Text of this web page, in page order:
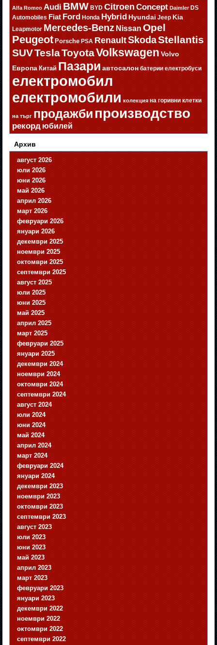
Alfa Romeo Audi BMW BYD Citroen Concept Daimler DS
Automobiles Fiat Ford Honda Hybrid Hyundai Jeep Kia
Leapmotor Mercedes-Benz Nissan Opel
Peugeot Porsche PSA RenaultSkodaStellantis
SUVTeslaToyotaVolkswagen Volvo
Европа Китай Пазари автосалон батерии електробуси
електромобил
електромобили колекция на горивни клетки
на търг продажбипроизводство
рекорд юбилей
Архив
август 2026
юли 2026
юни 2026
май 2026
април 2026
март 2026
февруари 2026
януари 2026
декември 2025
ноември 2025
октомври 2025
септември 2025
август 2025
юли 2025
юни 2025
май 2025
април 2025
март 2025
февруари 2025
януари 2025
декември 2024
ноември 2024
октомври 2024
септември 2024
август 2024
юли 2024
юни 2024
май 2024
април 2024
март 2024
февруари 2024
януари 2024
декември 2023
ноември 2023
октомври 2023
септември 2023
август 2023
юли 2023
юни 2023
май 2023
април 2023
март 2023
февруари 2023
януари 2023
декември 2022
ноември 2022
октомври 2022
септември 2022